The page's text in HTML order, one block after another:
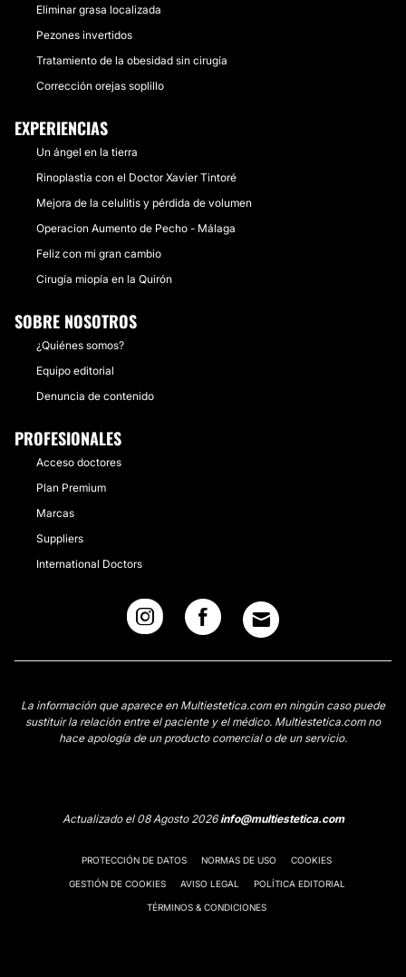
Eliminar grasa localizada
Pezones invertidos
Tratamiento de la obesidad sin cirugía
Corrección orejas soplillo
EXPERIENCIAS
Un ángel en la tierra
Rinoplastia con el Doctor Xavier Tintoré
Mejora de la celulitis y pérdida de volumen
Operacion Aumento de Pecho - Málaga
Feliz con mi gran cambio
Cirugía miopía en la Quirón
SOBRE NOSOTROS
¿Quiénes somos?
Equipo editorial
Denuncia de contenido
PROFESIONALES
Acceso doctores
Plan Premium
Marcas
Suppliers
International Doctors
La información que aparece en Multiestetica.com en ningún caso puede
sustituir la relación entre el paciente y el médico. Multiestetica.com no
hace apología de un producto comercial o de un servicio.
Actualizado el 08 Agosto 2026info@multiestetica.com
PROTECCIÓN DE DATOS NORMAS DE USO COOKIES
GESTIÓN DE COOKIES AVISO LEGAL POLÍTICA EDITORIAL
TÉRMINOS & CONDICIONES